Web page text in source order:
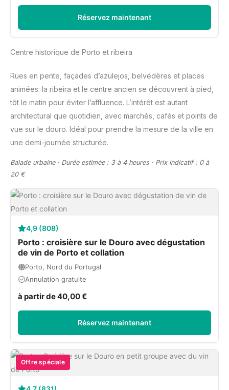
Réservez maintenant
Centre historique de Porto et ribeira
Rues en pente, façades d’azulejos, belvédères et places
animées: la ribeira et le centre ancien se découvrent à pied,
tôt le matin pour éviter l’affluence. L’intérêt est autant
architectural que quotidien, avec marchés, cafés et points de
vue sur le douro. Idéal pour prendre la mesure de la ville en
une demi-journée structurée.
Balade urbaine · Durée estimée : 3 à 4 heures · Prix indicatif : 0 à
20 €
4,9 (808)
Porto : croisière sur le Douro avec dégustation
de vin de Porto et collation
Porto, Nord du Portugal
Annulation gratuite
à partir de 40,00 €
Réservez maintenant
Offre spéciale